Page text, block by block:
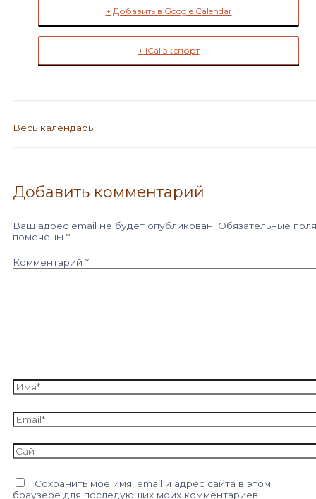
+ Добавить в Google Calendar
+ iCal экспорт
Весь календарь
Добавить комментарий
Ваш адрес email не будет опубликован. Обязательные поля
помечены *
Комментарий *
Имя*
Email*
Сайт
Сохранить моё имя, email и адрес сайта в этом
браузере для последующих моих комментариев.